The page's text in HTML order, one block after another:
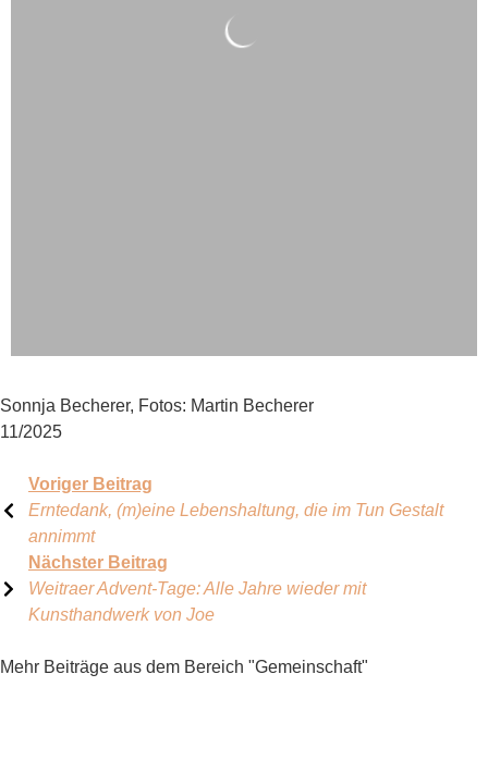
Sonnja Becherer, Fotos: Martin Becherer
11/2025
Voriger Beitrag
Erntedank, (m)eine Lebenshaltung, die im Tun Gestalt
annimmt
Nächster Beitrag
Weitraer Advent-Tage: Alle Jahre wieder mit
Kunsthandwerk von Joe
Mehr Beiträge aus dem Bereich "Gemeinschaft"